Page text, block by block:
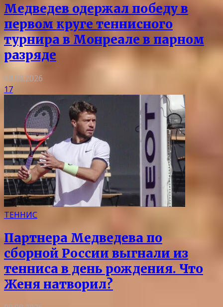
Медведев одержал победу в
первом круге теннисного
турнира в Монреале в парном
разряде
08.08.2026
17
ТЕННИС
Партнера Медведева по
сборной России выгнали из
тенниса в день рождения. Что
Женя натворил?